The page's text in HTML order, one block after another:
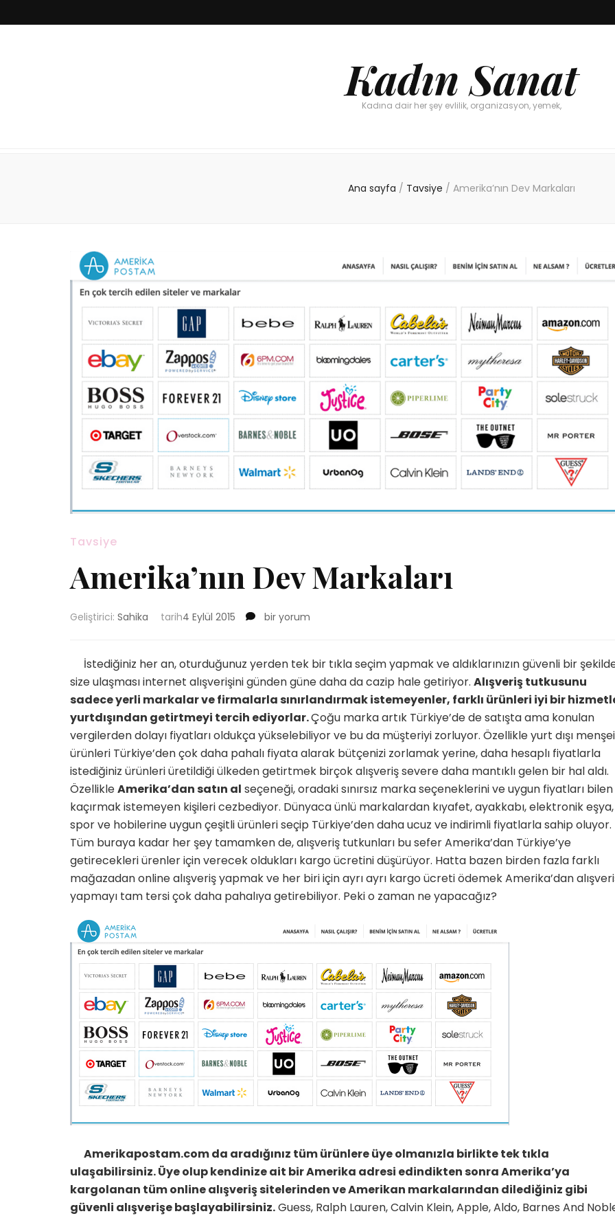
Kadın Sanat
Kadına dair her şey evlilik, organizasyon, yemek,
Ana sayfa / Tavsiye / Amerika’nın Dev Markaları
Tavsiye
Amerika’nın Dev Markaları
Geliştirici: Sahika tarih4 Eylül 2015
Amerika’nın
için
bir yorum
İstediğiniz her an, oturduğunuz yerden tek bir tıkla seçim yapmak ve aldıklarınızın güvenli bir
size ulaşması internet alışverişini günden güne daha da cazip hale getiriyor. Alışveriş tutkusunu
sadece yerli markalar ve firmalarla sınırlandırmak istemeyenler, farklı ürünleri iyi bir
yurtdışından getirtmeyi tercih ediyorlar.Çoğu marka artık Türkiye’de de satışta ama konulan
vergilerden dolayı fiyatları oldukça yükselebiliyor ve bu da müşteriyi zorluyor. Özellikle yurt dışı
ürünleri Türkiye’den çok daha pahalı fiyata alarak bütçenizi zorlamak yerine, daha hesaplı fiyatlarla
istediğiniz ürünleri üretildiği ülkeden getirtmek birçok alışveriş severe daha mantıklı gelen bir hal aldı.
ÖzellikleAmerika’dan satın al seçeneği, oradaki sınırsız marka seçeneklerini ve uygun fiyatları
kaçırmak istemeyen kişileri cezbediyor. Dünyaca ünlü markalardan kıyafet, ayakkabı, elektronik eşya,
spor ve hobilerine uygun çeşitli ürünleri seçip Türkiye’den daha ucuz ve indirimli fiyatlarla sahip oluyor.
Tüm buraya kadar her şey tamamken de, alışveriş tutkunları bu sefer Amerika’dan Türkiye’ye
getirecekleri ürenler için verecek oldukları kargo ücretini düşürüyor. Hatta bazen birden fazla farklı
mağazadan online alışveriş yapmak ve her biri için ayrı ayrı kargo ücreti ödemek Amerika’dan
yapmayı tam tersi çok daha pahalıya getirebiliyor. Peki o zaman ne yapacağız?
Amerikapostam.com da aradığınız tüm ürünlere üye olmanızla birlikte tek tıkla
ulaşabilirsiniz. Üye olup kendinize ait bir Amerika adresi edindikten sonra Amerika’ya
kargolanan tüm online alışveriş sitelerinden ve Amerikan markalarından dilediğiniz gibi
güvenli alışverişe başlayabilirsiniz.Guess, Ralph Lauren, Calvin Klein, Apple, Aldo, Barnes And